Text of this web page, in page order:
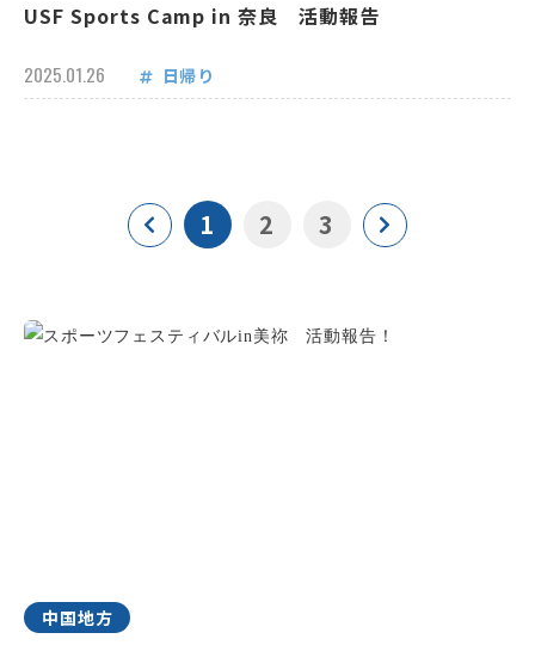
USF Sports Camp in 奈良 活動報告
2025.01.26 日帰り
1 2 3
中国地方